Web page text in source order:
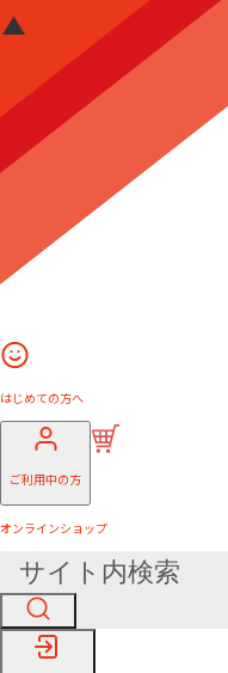
はじめての方へ
ご利用中の方
オンラインショップ